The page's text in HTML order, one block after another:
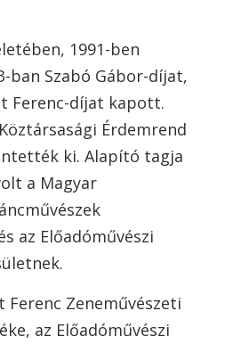
1991-ben
ban Szabó Gábor-díjat,
Ferenc-díjat kapott.
Érdemrend
ki. Alapító tagja
a Magyar
az Előadóművészi
Ferenc Zeneművészeti
az Előadóművészi